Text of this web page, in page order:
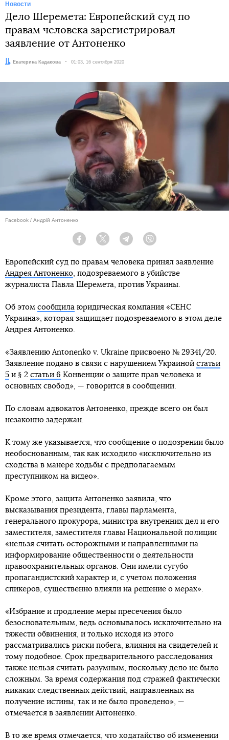
Новости
Дело Шеремета: Европейский суд по
правам человека зарегистрировал
заявление от Антоненко
Автор:Екатерина Кадакова Дата:
01:03, 16 сентября 2020
Facebook / Андрій Антоненко
Facebook Twitter Telegram
Европейский суд по правам человека принял заявление
Андрея Антоненко , подозреваемого в убийстве
журналиста Павла Шеремета, против Украины.
Об этом сообщила юридическая компания «СЕНС
Украина», которая защищает подозреваемого в этом деле
Андрея Антоненко.
«Заявлению Antonenko v. Ukraine присвоено № 29341/20.
Заявление подано в связи с нарушением Украиной статьи
5 и § 2 статьи 6 Конвенции о защите прав человека и
основных свобод», — говорится в сообщении.
По словам адвокатов Антоненко, прежде всего он был
незаконно задержан.
К тому же указывается, что сообщение о подозрении было
необоснованным, так как исходило «исключительно из
сходства в манере ходьбы с предполагаемым
преступником на видео».
Кроме этого, защита Антоненко заявила, что
высказывания президента, главы парламента,
генерального прокурора, министра внутренних дел и его
заместителя, заместителя главы Национальной полиции
«нельзя считать осторожными и направленными на
информирование общественности о деятельности
правоохранительных органов. Они имели сугубо
пропагандистский характер и, с учетом положения
спикеров, существенно влияли на решение о мерах».
«Избрание и продление меры пресечения было
безосновательным, ведь основывалось исключительно на
тяжести обвинения, и только исходя из этого
рассматривались риски побега, влияния на свидетелей и
тому подобное. Срок предварительного расследования
также нельзя считать разумным, поскольку дело не было
сложным. За время содержания под стражей фактически
никаких следственных действий, направленных на
получение истины, так и не было проведено», —
отмечается в заявлении Антоненко.
В то же время отмечается, что ходатайство об изменении